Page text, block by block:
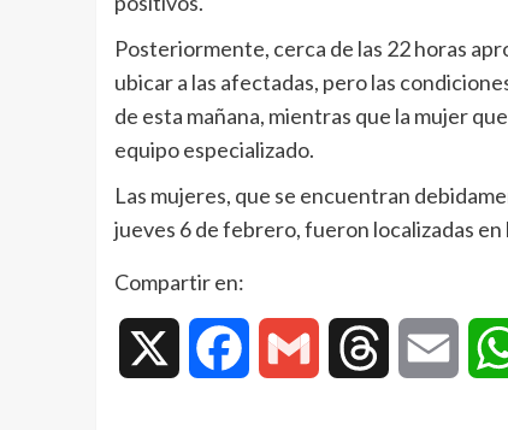
Posteriormente, cerca de las 22 horas
ubicar a las afectadas, pero las
de esta mañana, mientras que la mujer
equipo especializado.
Las mujeres, que se encuentran
jueves 6 de febrero, fueron localizadas en
Compartir en:
Facebook Gmail Threads Email